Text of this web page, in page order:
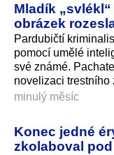
Mladík
obrázek
Pardubičtí
pomocí umělé
své známé.
novelizaci trestního
minulý měsíc
Konec jedné
zkolaboval